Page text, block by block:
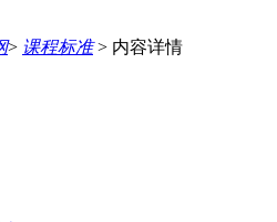
> 课程标准> 内容详情